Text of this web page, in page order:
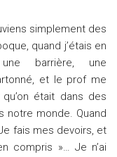
simplement des
quand j’étais en
barrière, une
et le prof me
était dans des
notre monde. Quand
fais mes devoirs, et
compris »… Je n’ai